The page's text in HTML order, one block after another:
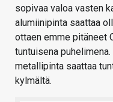
sopivaa valoa vasten
alumiinipinta saattaa
ottaen emme pitäneet
tuntuisena
metallipinta saattaa
kylmältä.